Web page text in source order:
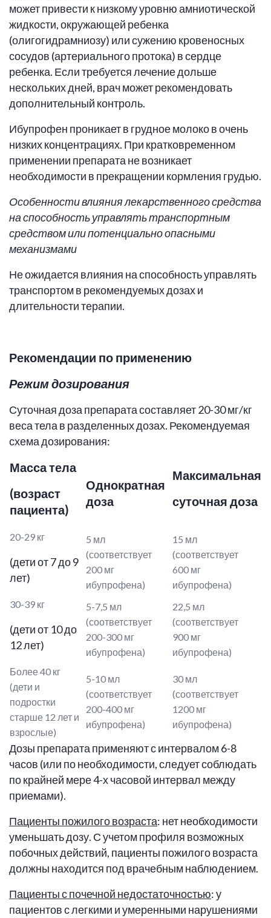
может привести к низкому уровню амниотической
жидкости, окружающей ребенка
(олигогидрамниозу) или сужению кровеносных
сосудов (артериального протока) в сердце
ребенка. Если требуется лечение дольше
нескольких дней, врач может рекомендовать
дополнительный контроль.
Ибупрофен проникает в грудное молоко в очень
низких концентрациях. При кратковременном
применении препарата не возникает
необходимости в прекращении кормления грудью.
Особенности влияния лекарственного средства
на способность управлять транспортным
средством или потенциально опасными
механизмами
Не ожидается влияния на способность управлять
транспортом в рекомендуемых дозах и
длительности терапии.
Рекомендации по применению
Режим дозирования
Суточная доза препарата составляет 20-30 мг/кг
веса тела в разделенных дозах. Рекомендуемая
схема дозирования:
Масса тела
(возраст
пациента)
Однократная
доза
Максимальная
суточная доза
20-29 кг
(дети от 7 до 9
лет)
5 мл
(соответствует
200 мг
ибупрофена)
15 мл
(соответствует
600 мг
ибупрофена)
30-39 кг
(дети от 10 до
12 лет)
5-7,5 мл
(соответствует
200-300 мг
ибупрофена)
22,5 мл
(соответствует
900 мг
ибупрофена)
Более 40 кг
(дети и
подростки
старше 12 лет и
взрослые)
5-10 мл
(соответствует
200-400 мг
ибупрофена)
30 мл
(соответствует
1200 мг
ибупрофена)
Дозы препарата применяют с интервалом 6-8
часов (или по необходимости, следует соблюдать
по крайней мере 4-х часовой интервал между
приемами).
Пациенты пожилого возраста: нет необходимости
уменьшать дозу. С учетом профиля возможных
побочных действий, пациенты пожилого возраста
должны находится под врачебным наблюдением.
Пациенты с почечной недостаточностью: у
пациентов с легкими и умеренными нарушениями